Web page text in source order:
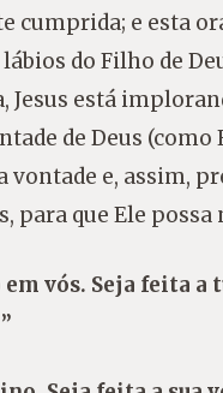
cumprida; e esta
do Filho de
Jesus está
de Deus
vontade e, assim,
para que Ele possa
em vós. Seja feita